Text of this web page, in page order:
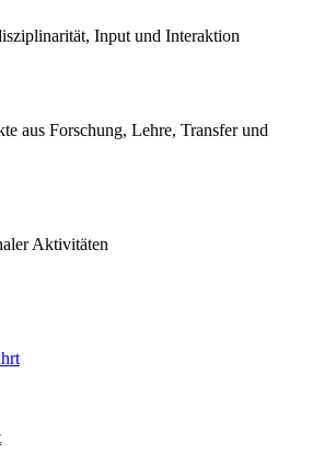
Input und Interaktion
aus Forschung, Lehre, Transfer und
Aktivitäten